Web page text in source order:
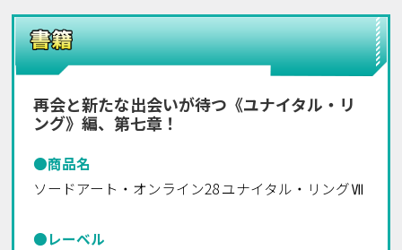
再会と新たな出会いが待つ《ユナイタル・リ
ング》編、第七章！
●商品名
ソードアート・オンライン28 ユナイタル・リングⅦ
●レーベル